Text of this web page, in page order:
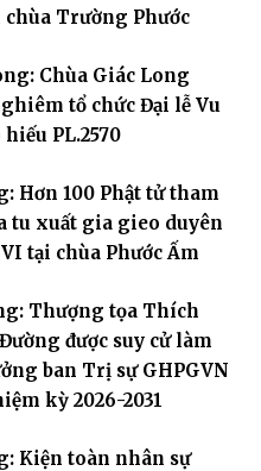
chùa Trường Phước
Chùa Giác Long
tổ chức Đại lễ Vu
PL.2570
Hơn 100 Phật tử tham
tu xuất gia gieo duyên
tại chùa Phước Ấm
Thượng tọa Thích
được suy cử làm
ban Trị sự GHPGVN
kỳ 2026-2031
Kiện toàn nhân sự